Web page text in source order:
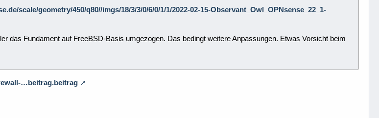
scale/geometry/450/q80//imgs/18/3/3/0/6/0/1/1/2022-02-15-Observant_Owl_OPNsense_22_1-
das Fundament auf FreeBSD-Basis umgezogen. Das bedingt weitere Anpassungen. Etwas Vorsicht beim
…beitrag.beitrag